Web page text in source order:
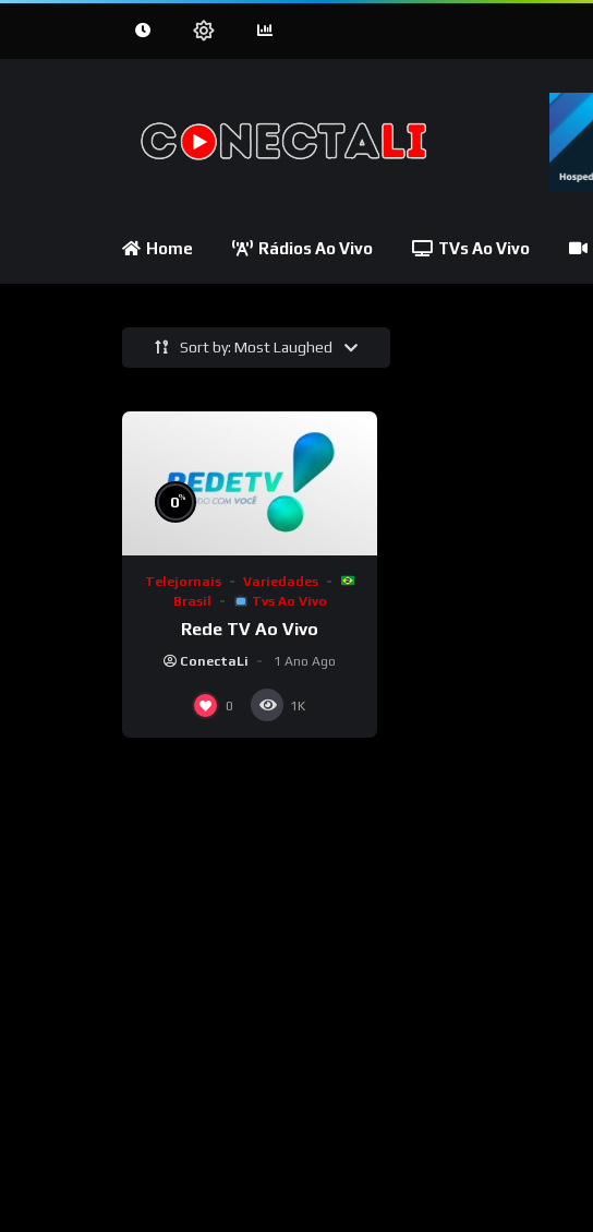
Home Rádios Ao Vivo TVs Ao Vivo
Sort by: Most Laughed
0%
Telejornais
Variedades
Brasil
Tvs Ao Vivo
Rede TV Ao Vivo
ConectaLi 1 Ano Ago
0 1K